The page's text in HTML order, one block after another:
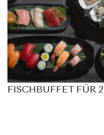
FISCHBUFFET FÜR 2